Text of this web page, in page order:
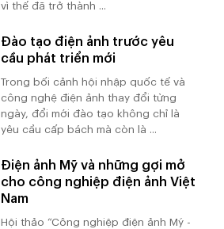
vì thế đã trở thành ...
Đào tạo điện ảnh trước yêu
cầu phát triển mới
Trong bối cảnh hội nhập quốc tế và
công nghệ điện ảnh thay đổi từng
ngày, đổi mới đào tạo không chỉ là
yêu cầu cấp bách mà còn là ...
Điện ảnh Mỹ và những gợi mở
cho công nghiệp điện ảnh Việt
Nam
Hội thảo “Công nghiệp điện ảnh Mỹ -